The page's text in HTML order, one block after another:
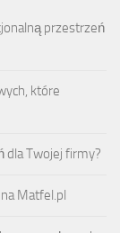
przestrzeń
które
dla Twojej firmy?
Matfel.pl